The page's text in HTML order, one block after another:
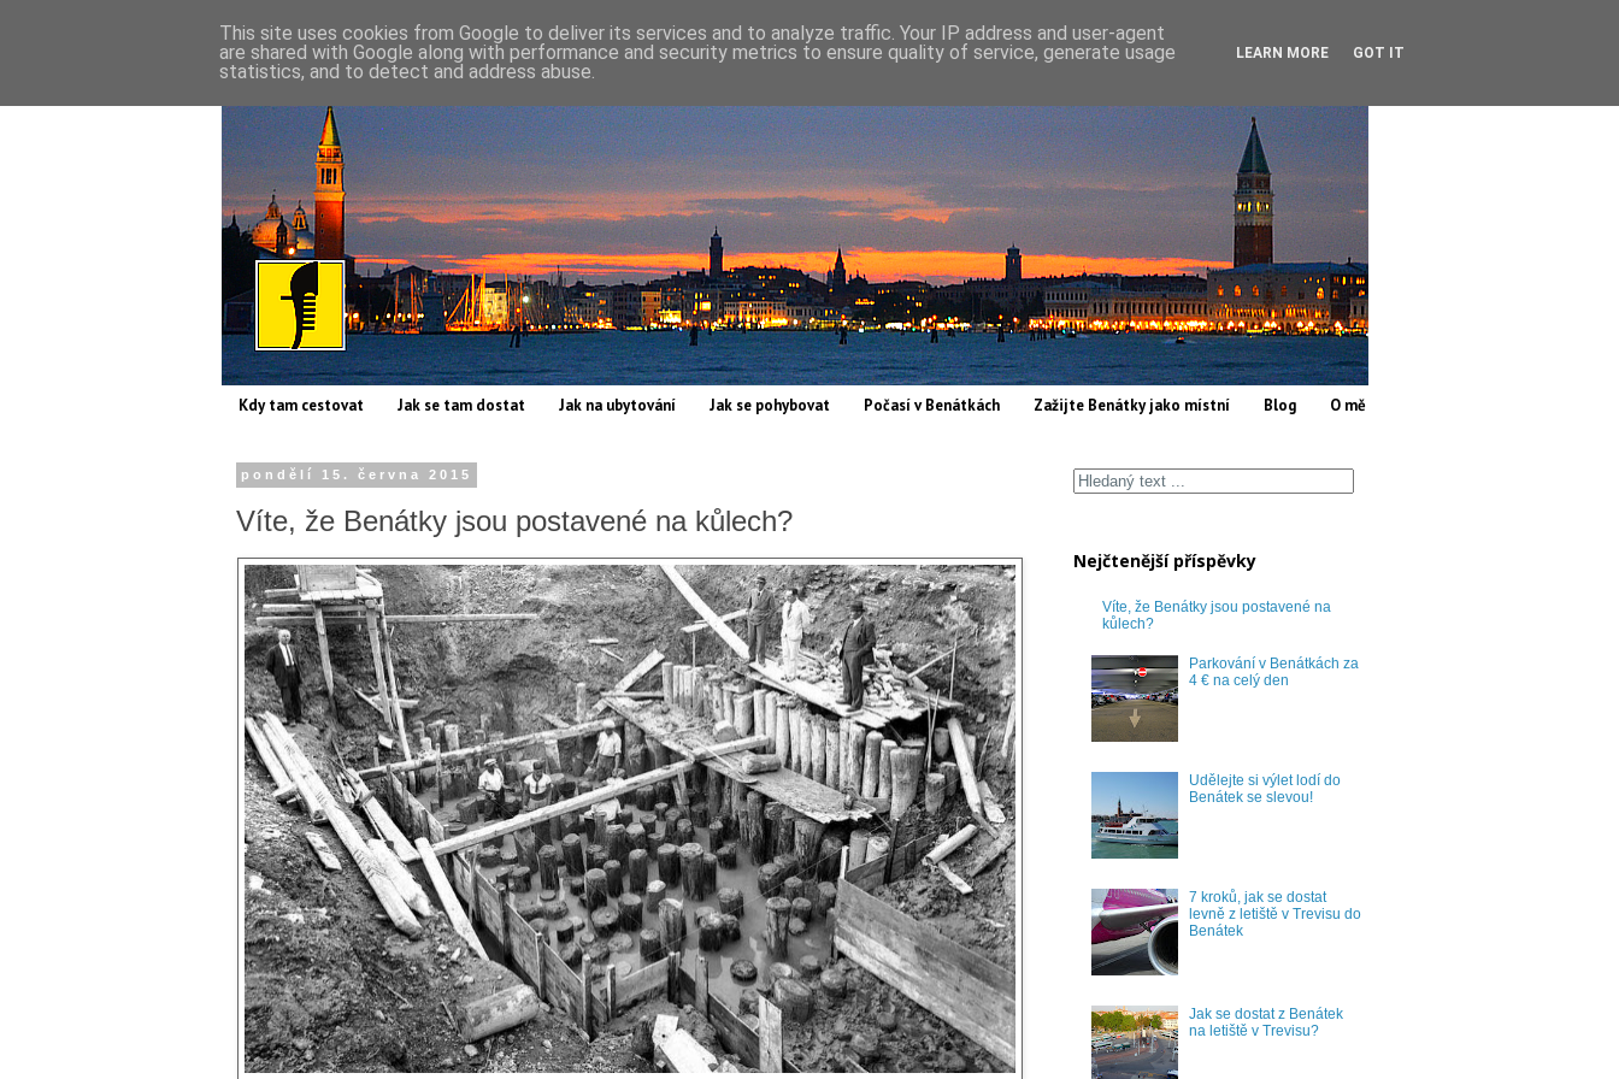
Kdy tam cestovat Jak se tam dostat Jak na ubytování Jak se pohybovat Počasí v Benátkách Zažijte Benátky jako místní Blog O mě
pondělí 15. června 2015
Víte, že Benátky jsou postavené na kůlech?
Nejčtenější příspěvky
Víte, že Benátky jsou postavené na
kůlech?
Parkování v Benátkách za
4 € na celý den
Udělejte si výlet lodí do
Benátek se slevou!
7 kroků, jak se dostat
levně z letiště v Trevisu do
Benátek
Jak se dostat z Benátek
na letiště v Trevisu?
This site uses cookies from Google to deliver its services and to analyze traffic. Your IP address and user-agent
are shared with Google along with performance and security metrics to ensure quality of service, generate usage
statistics, and to detect and address abuse.
LEARN MORE GOT IT